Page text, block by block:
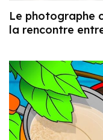
Le photographe
la rencontre